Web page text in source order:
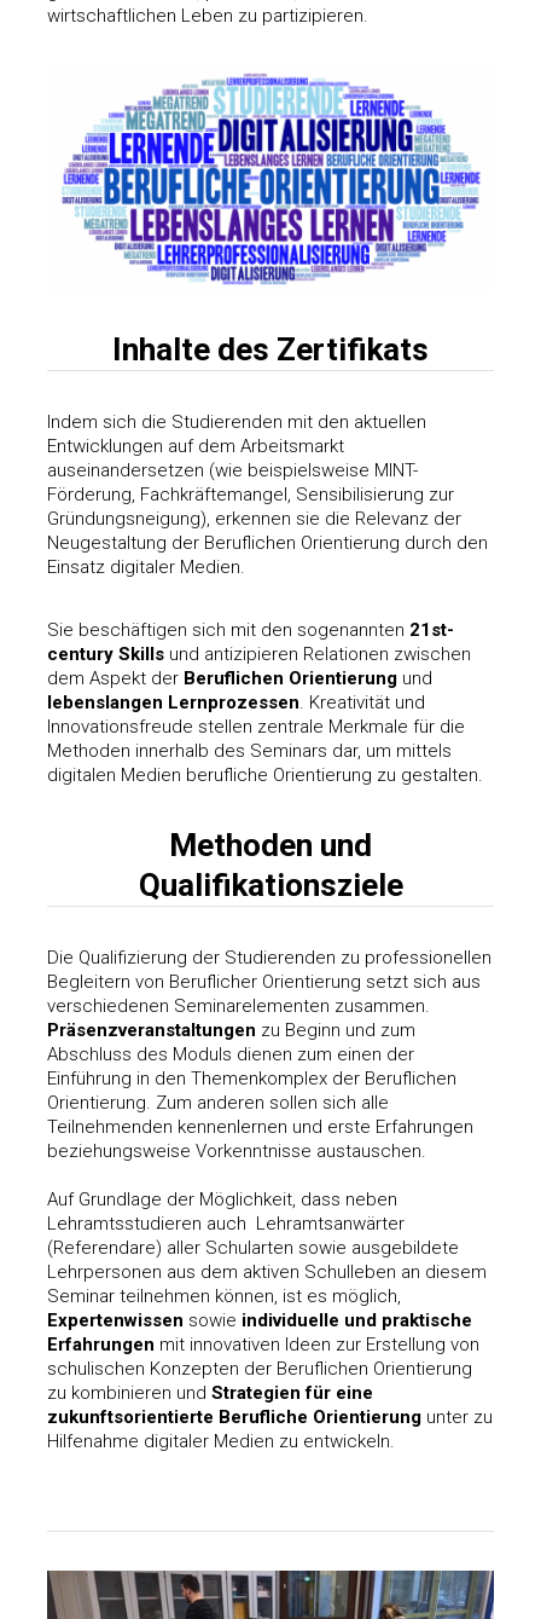
wirtschaftlichen Leben zu partizipieren.
Inhalte des Zertifikats
Indem sich die Studierenden mit den aktuellen
Entwicklungen auf dem Arbeitsmarkt
auseinandersetzen (wie beispielsweise MINT-
Förderung, Fachkräftemangel, Sensibilisierung zur
Gründungsneigung), erkennen sie die Relevanz der
Neugestaltung der Beruflichen Orientierung durch den
Einsatz digitaler Medien.
Sie beschäftigen sich mit den sogenannten 21st-
century Skills und antizipieren Relationen zwischen
dem Aspekt der Beruflichen Orientierung und
lebenslangen Lernprozessen. Kreativität und
Innovationsfreude stellen zentrale Merkmale für die
Methoden innerhalb des Seminars dar, um mittels
digitalen Medien berufliche Orientierung zu gestalten.
Methoden und
Qualifikationsziele
Die Qualifizierung der Studierenden zu professionellen
Begleitern von Beruflicher Orientierung setzt sich aus
verschiedenen Seminarelementen zusammen.
Präsenzveranstaltungen zu Beginn und zum
Abschluss des Moduls dienen zum einen der
Einführung in den Themenkomplex der Beruflichen
Orientierung. Zum anderen sollen sich alle
Teilnehmenden kennenlernen und erste Erfahrungen
beziehungsweise Vorkenntnisse austauschen.
Auf Grundlage der Möglichkeit, dass neben
Lehramtsstudieren auch Lehramtsanwärter
(Referendare) aller Schularten sowie ausgebildete
Lehrpersonen aus dem aktiven Schulleben an diesem
Seminar teilnehmen können, ist es möglich,
Expertenwissen sowie individuelle und praktische
Erfahrungen mit innovativen Ideen zur Erstellung von
schulischen Konzepten der Beruflichen Orientierung
zu kombinieren und Strategien für eine
zukunftsorientierte Berufliche Orientierung unter zu
Hilfenahme digitaler Medien zu entwickeln.